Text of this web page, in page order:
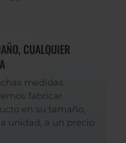
CUALQUIER
medidas
fabricar
en su tamaño,
unidad, a un precio